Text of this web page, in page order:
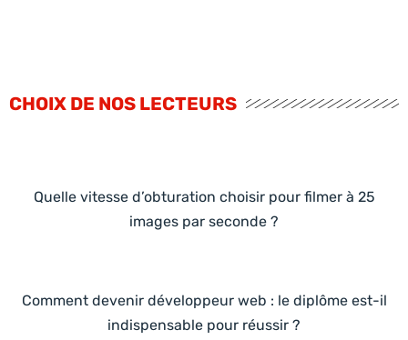
CHOIX DE NOS LECTEURS
Quelle vitesse d’obturation choisir pour filmer à 25
images par seconde ?
Comment devenir développeur web : le diplôme est-il
indispensable pour réussir ?